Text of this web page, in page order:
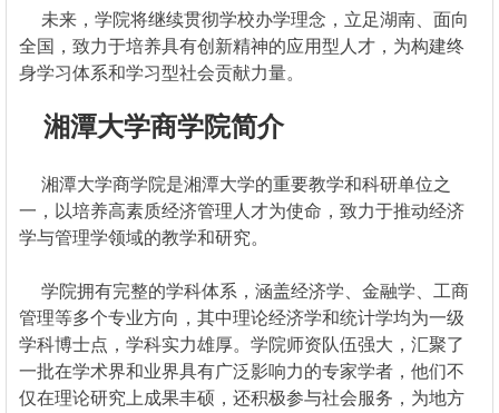
未来，学院将继续贯彻学校办学理念，立足湖南、面向
全国，致力于培养具有创新精神的应用型人才，为构建终
身学习体系和学习型社会贡献力量。
湘潭大学商学院简介
湘潭大学商学院是湘潭大学的重要教学和科研单位之
一，以培养高素质经济管理人才为使命，致力于推动经济
学与管理学领域的教学和研究。
学院拥有完整的学科体系，涵盖经济学、金融学、工商
管理等多个专业方向，其中理论经济学和统计学均为一级
学科博士点，学科实力雄厚。学院师资队伍强大，汇聚了
一批在学术界和业界具有广泛影响力的专家学者，他们不
仅在理论研究上成果丰硕，还积极参与社会服务，为地方